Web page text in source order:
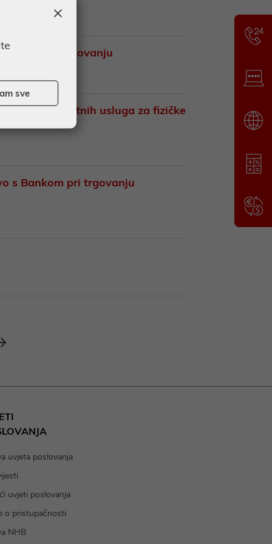
poslovanju
platnih usluga za fizičke
s Bankom pri trgovanju
uvjeta poslovanja
uvjeti poslovanja
o pristupačnosti
NHB
×
sve